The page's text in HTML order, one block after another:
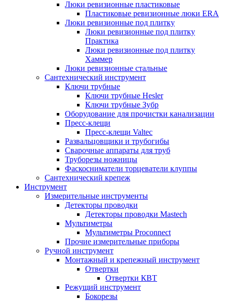
Люки ревизионные пластиковые
Пластиковые ревизионные люки ERA
Люки ревизионные под плитку
Люки ревизионные под плитку
Практика
Люки ревизионные под плитку
Хаммер
Люки ревизионные стальные
Сантехнический инструмент
Ключи трубные
Ключи трубные Hesler
Ключи трубные Зубр
Оборудование для прочистки канализации
Пресс-клещи
Пресс-клещи Valtec
Развальцовщики и трубогибы
Сварочные аппараты для труб
Труборезы ножницы
Фаскосниматели торцеватели клуппы
Сантехнический крепеж
Инструмент
Измерительные инструменты
Детекторы проводки
Детекторы проводки Mastech
Мультиметры
Мультиметры Proconnect
Прочие измерительные приборы
Ручной инструмент
Монтажный и крепежный инструмент
Отвертки
Отвертки КВТ
Режущий инструмент
Бокорезы